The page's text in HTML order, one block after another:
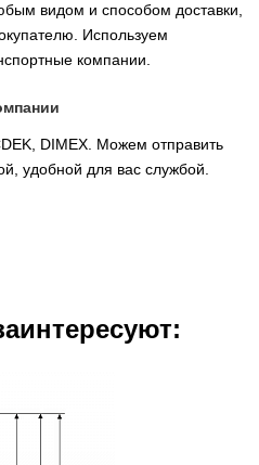
видом и способом доставки,
Используем
компании.
DIMEX. Можем отправить
удобной для вас службой.